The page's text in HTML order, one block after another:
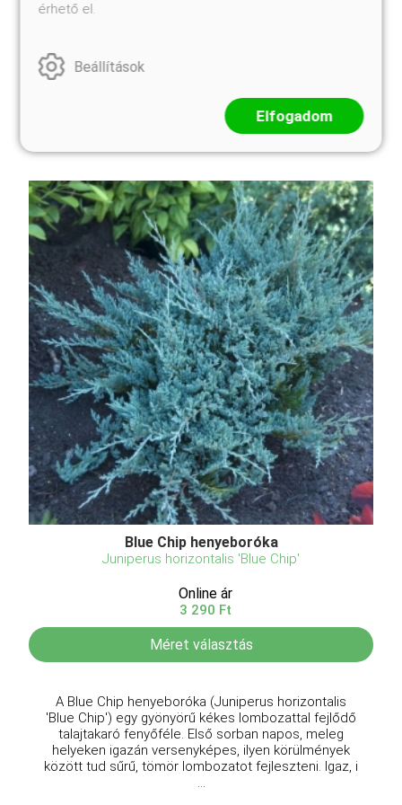
szárazságtűrő növény. Sivatagi, félsivatagi zord
környezetből származik, ezért a mi kertjeink klímája
növekedsű fenyőféleként kezelhetjük, amit inkább
Blue Chip henyeboróka
Juniperus horizontalis 'Blue Chip'
Online ár
3 290 Ft
Méret választás
A Blue Chip henyeboróka (Juniperus horizontalis
'Blue Chip') egy gyönyörű kékes lombozattal fejlődő
talajtakaró fenyőféle. Első sorban napos, meleg
helyeken igazán versenyképes, ilyen körülmények
között tud sűrű, tömör lombozatot fejleszteni. Igaz, i
...
érhető el.
Beállítások
Elfogadom